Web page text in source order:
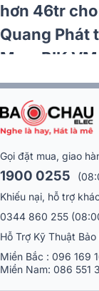
hơn 46tr
Quang Phát
Max, BIK
Gọi đặt mua, giao
1900 0255
Khiếu nại, hỗ trợ
0344 860 255
Hỗ Trợ Kỹ Thuật Bảo
Miền Bắc : 096 169
Miền Nam: 086 551